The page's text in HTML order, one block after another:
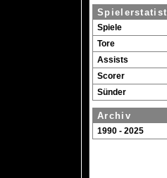
Spiele
Tore
Assists
Scorer
Sünder
Archiv
1990 - 2025